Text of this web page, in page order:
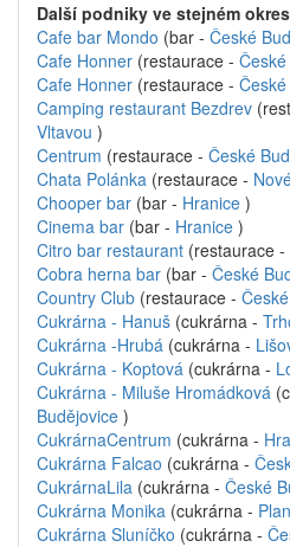
Další podniky ve stejném
Cafe bar Mondo (bar - České
Cafe Honner (restaurace -
Cafe Honner (restaurace -
Camping restaurant Bezdrev
Vltavou )
Centrum (restaurace - České
Chata Polánka (restaurace -
Chooper bar (bar - Hranice )
Cinema bar (bar - Hranice )
Citro bar restaurant (restaurace -
Cobra herna bar (bar - České
Country Club (restaurace -
Cukrárna - Hanuš (cukrárna -
Cukrárna -Hrubá (cukrárna -
Cukrárna - Koptová (cukrárna -
Cukrárna - Miluše Hromádková
Budějovice )
CukrárnaCentrum (cukrárna -
Cukrárna Falcao (cukrárna -
CukrárnaLila (cukrárna - České
Cukrárna Monika (cukrárna -
Cukrárna Sluníčko (cukrárna -